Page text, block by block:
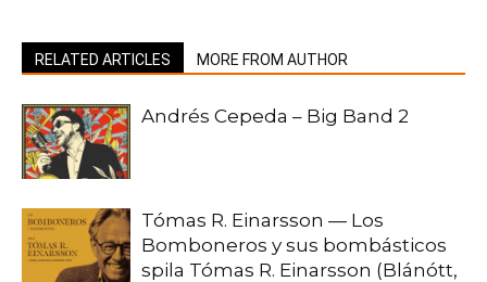
RELATED ARTICLES MORE FROM AUTHOR
Andrés Cepeda – Big Band 2
Tómas R. Einarsson — Los
Bomboneros y sus bombásticos
spila Tómas R. Einarsson (Blánótt,